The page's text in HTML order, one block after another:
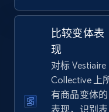
eBay - Collect
URL, Product id,
比较变体表
现
对标 Vestiaire
Collective 上
有商品变体的
表现，识别表